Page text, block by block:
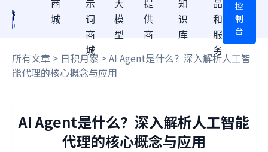
商
城
示
词
商
城
大
模
型
提
供
商
知
识
库
品
和
服
务
控
制
台
所有文章 > 日积月累 > AI Agent是什么？深入解析人工智
能代理的核心概念与应用
AI Agent是什么？深入解析人工智能
代理的核心概念与应用